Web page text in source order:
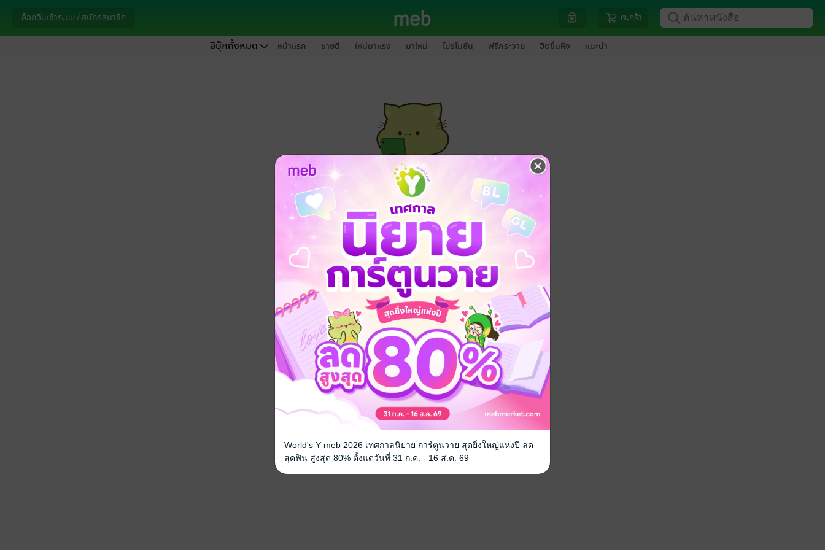
ล็อกอินเข้าระบบ / สมัครสมาชิก ตะกร้า
อีบุ๊กทั้งหมด หน้าแรก ขายดี ใหม่มาแรง มาใหม่ โปรโมชัน ฟรีกระจาย ฮิตขึ้นหิ้ง แนะนำ
กรุณาเข้าสู่ระบบก่อนดำเนินรายการด้วยค่ะ
ล็อกอินเข้าระบบ
World's Y meb 2026 เทศกาลนิยาย การ์ตูนวาย สุดยิ่งใหญ่แห่งปี ลด
สุดฟิน สูงสุด 80% ตั้งแต่วันที่ 31 ก.ค. - 16 ส.ค. 69